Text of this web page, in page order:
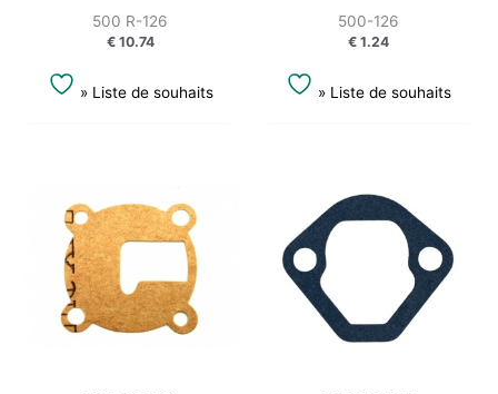
500 R-126
€10.74
» Liste de souhaits
500-126
€1.24
» Liste de souhaits